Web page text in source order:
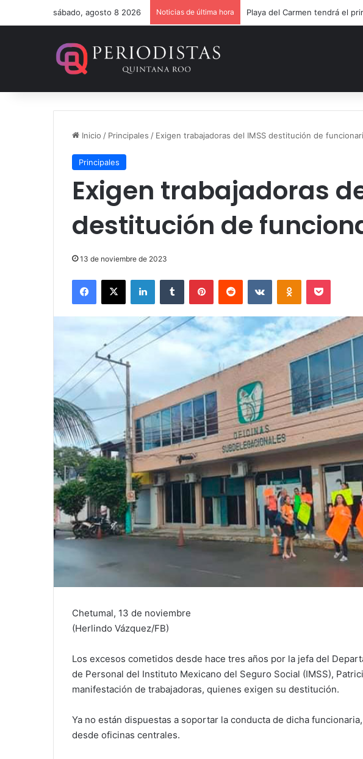
sábado, agosto 8 2026 Noticias de última hora Un verano para recordar:
Inicio / Principales / Exigen trabajadoras del IMSS destitución de
Principales
Exigen trabajadoras
destitución de
13 de noviembre de 2023
Facebook
X LinkedInTumblr PinterestReddit VKontakteOdnoklassniki
Pocket
Chetumal, 13 de noviembre
(Herlindo Vázquez/FB)
Los excesos cometidos desde hace tres años por la jefa del
de Personal del Instituto Mexicano del Seguro Social (IMSS),
manifestación de trabajadoras, quienes exigen su destitución.
Ya no están dispuestas a soportar la conducta de dicha
desde oficinas centrales.